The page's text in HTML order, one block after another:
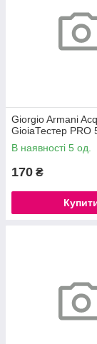
Giorgio Armani
GioiaТестер PRO
В наявності 5 од.
170 ₴